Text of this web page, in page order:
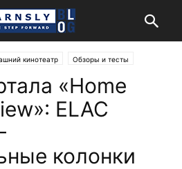
кинотеатр Обзоры и тесты
«Home
ELAC
колонки